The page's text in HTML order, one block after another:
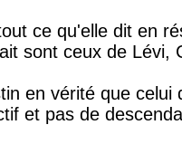
ce qu'elle dit en
sont ceux de Lévi,
en vérité que
et pas de